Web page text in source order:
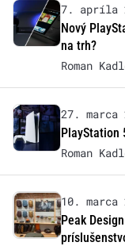
7. apríla
Nový
na trh?
Roman
27. marca
PlayStation
Roman
10. marca
Peak